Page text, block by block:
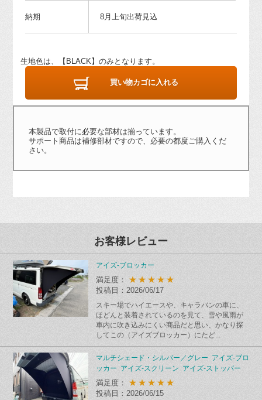
納期 8月上旬出荷見込
生地色は、【BLACK】のみとなります。
買い物カゴに入れる
本製品で取付に必要な部材は揃っています。
サポート商品は補修部材ですので、必要の都度ご購入くだ
さい。
お客様レビュー
アイズ-ブロッカー
満足度： ★★★★★
投稿日：2026/06/17
スキー場でハイエースや、キャラバンの車に、
ほどんと装着されているのを見て、雪や風雨が
車内に吹き込みにくい商品だと思い、かなり探
してこの（アイズブロッカー）にたど...
マルチシェード・シルバー／グレー アイズ-ブロ
ッカー アイズ-スクリーン アイズ-ストッパー
満足度： ★★★★★
投稿日：2026/06/15